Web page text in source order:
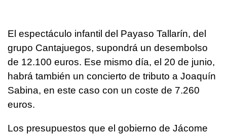
El espectáculo infantil del Payaso Tallarín, del
grupo Cantajuegos, supondrá un desembolso
de 12.100 euros. Ese mismo día, el 20 de junio,
habrá también un concierto de tributo a Joaquín
Sabina, en este caso con un coste de 7.260
euros.
Los presupuestos que el gobierno de Jácome